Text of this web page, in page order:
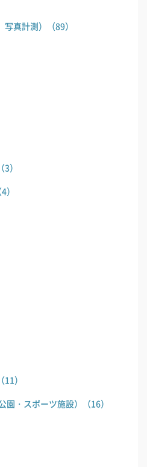
真計測）
（89）
（3）
4）
（11）
園・スポーツ施設）
（16）